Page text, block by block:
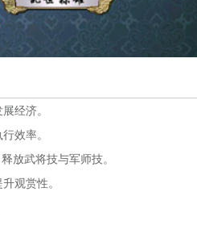
经济。
效率。
放武将技与军师技。
观赏性。